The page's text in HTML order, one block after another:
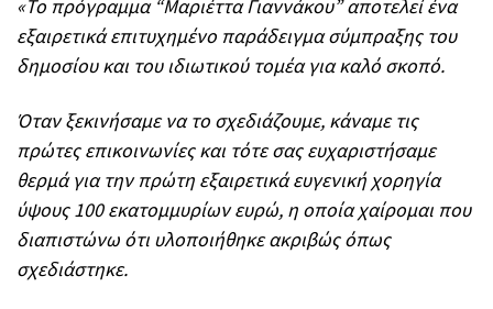
«Το πρόγραμμα “Μαριέττα Γιαννάκου” αποτελεί ένα
εξαιρετικά επιτυχημένο παράδειγμα σύμπραξης του
δημοσίου και του ιδιωτικού τομέα για καλό σκοπό.
Όταν ξεκινήσαμε να το σχεδιάζουμε, κάναμε τις
πρώτες επικοινωνίες και τότε σας ευχαριστήσαμε
θερμά για την πρώτη εξαιρετικά ευγενική χορηγία
ύψους 100 εκατομμυρίων ευρώ, η οποία χαίρομαι που
διαπιστώνω ότι υλοποιήθηκε ακριβώς όπως
σχεδιάστηκε.